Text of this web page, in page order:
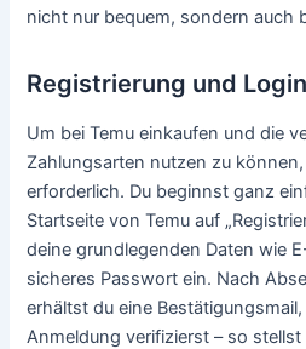
nicht nur bequem, sondern auch
Registrierung und Login
Um bei Temu einkaufen und die
Zahlungsarten nutzen zu
erforderlich. Du beginnst ganz
Startseite von Temu auf
deine grundlegenden Daten wie
sicheres Passwort ein. Nach
erhältst du eine
Anmeldung verifizierst – so